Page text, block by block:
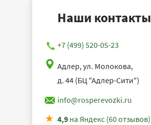
Наши контакты
+7 (499) 520-05-23
Адлер, ул. Молокова,
д. 44 (БЦ "Адлер-Сити")
info@rosperevozki.ru
4,9на Яндекс (60 отзывов)